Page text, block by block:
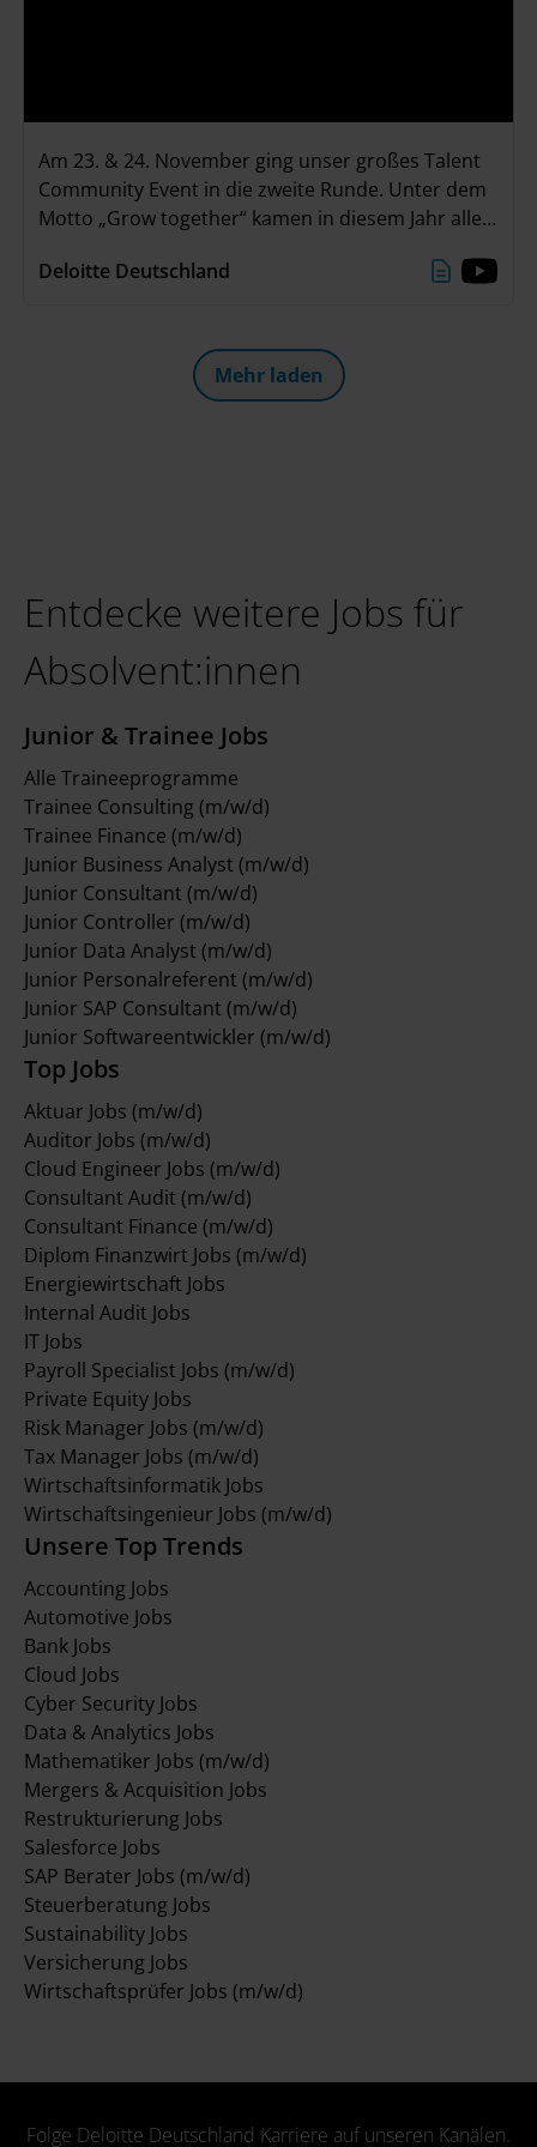
Am 23. & 24. November ging unser großes Talent
Community Event in die zweite Runde. Unter dem
Motto „Grow together“ kamen in diesem Jahr alle
„The Stage“ im Deloitte Office in Düsseldorf
Deloitte Greenhouse Workshop und viel Zeit zum
Networken liegen hinter uns. Ein großes Danke an
Deloitte Deutschland
Mehr laden
Entdecke weitere Jobs für
Absolvent:innen
Top Jobs
Aktuar Jobs (m/w/d)
Auditor Jobs (m/w/d)
Cloud Engineer Jobs (m/w/d)
Consultant Audit (m/w/d)
Consultant Finance (m/w/d)
Diplom Finanzwirt Jobs (m/w/d)
Energiewirtschaft Jobs
Internal Audit Jobs
IT Jobs
Payroll Specialist Jobs (m/w/d)
Private Equity Jobs
Risk Manager Jobs (m/w/d)
Tax Manager Jobs (m/w/d)
Wirtschaftsinformatik Jobs
Wirtschaftsingenieur Jobs (m/w/d)
Junior & Trainee Jobs
Alle Traineeprogramme
Trainee Consulting (m/w/d)
Trainee Finance (m/w/d)
Junior Business Analyst (m/w/d)
Junior Consultant (m/w/d)
Junior Controller (m/w/d)
Junior Data Analyst (m/w/d)
Junior Personalreferent (m/w/d)
Junior SAP Consultant (m/w/d)
Junior Softwareentwickler (m/w/d)
Unsere Top Trends
Accounting Jobs
Automotive Jobs
Bank Jobs
Cloud Jobs
Cyber Security Jobs
Data & Analytics Jobs
Mathematiker Jobs (m/w/d)
Mergers & Acquisition Jobs
Restrukturierung Jobs
Salesforce Jobs
SAP Berater Jobs (m/w/d)
Steuerberatung Jobs
Sustainability Jobs
Versicherung Jobs
Wirtschaftsprüfer Jobs (m/w/d)
Folge Deloitte Deutschland Karriere auf unseren Kanälen.